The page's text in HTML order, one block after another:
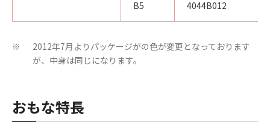
B5 4044B012
※
2012年7月よりパッケージがの色が変更となっております
が、中身は同じになります。
おもな特長